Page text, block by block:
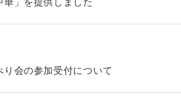
」を提供しました
会の参加受付について